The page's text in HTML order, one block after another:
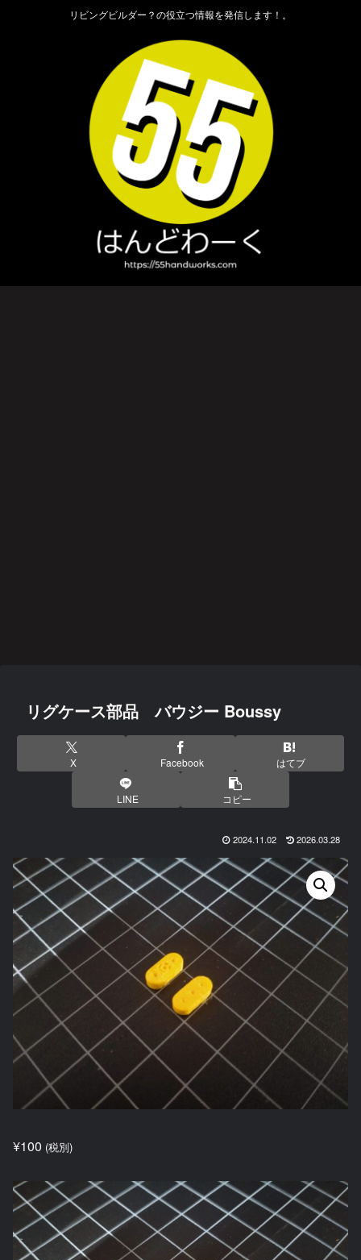
リビングビルダー？の役立つ情報を発信します！。
リグケース部品 バウジー Boussy
X Facebook はてブ
LINE コピー
2024.11.02 2026.03.28
¥100 (税別)